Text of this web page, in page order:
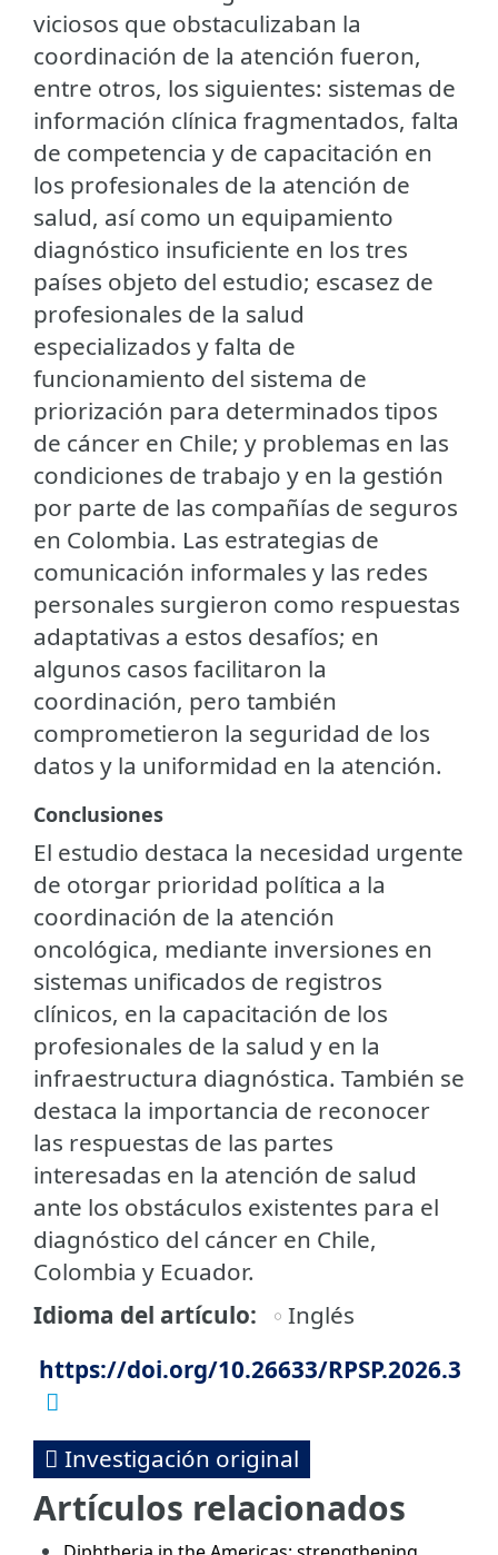
viciosos que obstaculizaban la
coordinación de la atención fueron,
entre otros, los siguientes: sistemas de
información clínica fragmentados, falta
de competencia y de capacitación en
los profesionales de la atención de
salud, así como un equipamiento
diagnóstico insuficiente en los tres
países objeto del estudio; escasez de
profesionales de la salud
especializados y falta de
funcionamiento del sistema de
priorización para determinados tipos
de cáncer en Chile; y problemas en las
condiciones de trabajo y en la gestión
por parte de las compañías de seguros
en Colombia. Las estrategias de
comunicación informales y las redes
personales surgieron como respuestas
adaptativas a estos desafíos; en
algunos casos facilitaron la
coordinación, pero también
comprometieron la seguridad de los
datos y la uniformidad en la atención.
Conclusiones
El estudio destaca la necesidad urgente
de otorgar prioridad política a la
coordinación de la atención
oncológica, mediante inversiones en
sistemas unificados de registros
clínicos, en la capacitación de los
profesionales de la salud y en la
infraestructura diagnóstica. También se
destaca la importancia de reconocer
las respuestas de las partes
interesadas en la atención de salud
ante los obstáculos existentes para el
diagnóstico del cáncer en Chile,
Colombia y Ecuador.
Idioma del artículo
Inglés
https://doi.org/10.26633/RPSP.2026.3
Investigación original
Artículos relacionados